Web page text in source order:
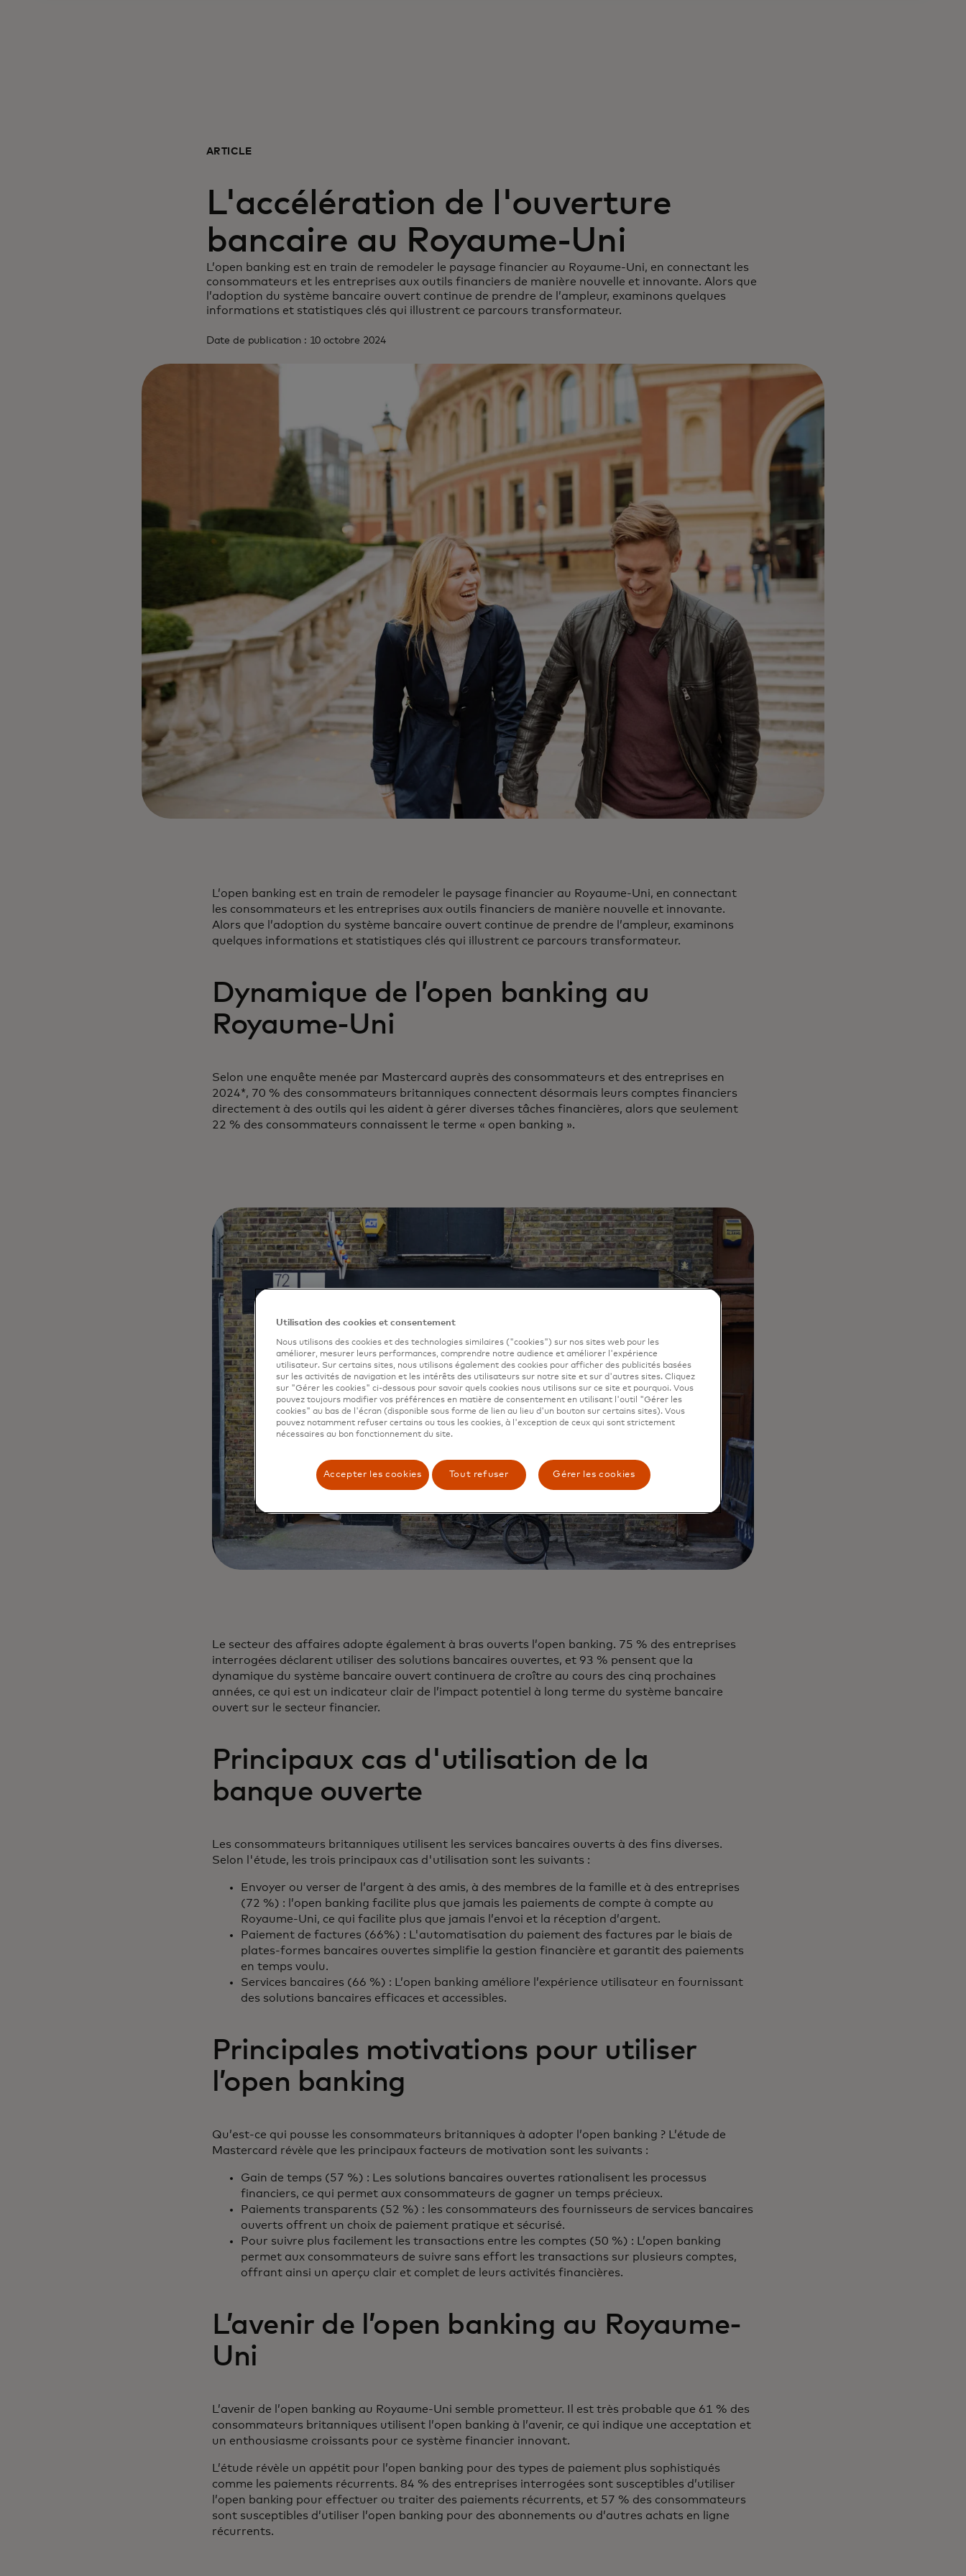
ARTICLE
L'accélération de l'ouverture
bancaire au Royaume-Uni
L’open banking est en train de remodeler le paysage financier au Royaume-Uni, en connectant les
consommateurs et les entreprises aux outils financiers de manière nouvelle et innovante. Alors que
l’adoption du système bancaire ouvert continue de prendre de l’ampleur, examinons quelques
informations et statistiques clés qui illustrent ce parcours transformateur.
Date de publication : 10 octobre 2024
L’open banking est en train de remodeler le paysage financier au Royaume-Uni, en connectant
les consommateurs et les entreprises aux outils financiers de manière nouvelle et innovante.
Alors que l’adoption du système bancaire ouvert continue de prendre de l’ampleur, examinons
quelques informations et statistiques clés qui illustrent ce parcours transformateur.
Dynamique de l’open banking au
Royaume-Uni
Selon une enquête menée par Mastercard auprès des consommateurs et des entreprises en
2024*, 70 % des consommateurs britanniques connectent désormais leurs comptes financiers
directement à des outils qui les aident à gérer diverses tâches financières, alors que seulement
22 % des consommateurs connaissent le terme « open banking ».
Le secteur des affaires adopte également à bras ouverts l’open banking. 75 % des entreprises
interrogées déclarent utiliser des solutions bancaires ouvertes, et 93 % pensent que la
dynamique du système bancaire ouvert continuera de croître au cours des cinq prochaines
années, ce qui est un indicateur clair de l’impact potentiel à long terme du système bancaire
ouvert sur le secteur financier.
Principaux cas d'utilisation de la
banque ouverte
Les consommateurs britanniques utilisent les services bancaires ouverts à des fins diverses.
Selon l'étude, les trois principaux cas d'utilisation sont les suivants :
Envoyer ou verser de l’argent à des amis, à des membres de la famille et à des entreprises
(72 %) : l’open banking facilite plus que jamais les paiements de compte à compte au
Royaume-Uni, ce qui facilite plus que jamais l’envoi et la réception d’argent.
Paiement de factures (66%) : L'automatisation du paiement des factures par le biais de
plates-formes bancaires ouvertes simplifie la gestion financière et garantit des paiements
en temps voulu.
Services bancaires (66 %) : L’open banking améliore l’expérience utilisateur en fournissant
des solutions bancaires efficaces et accessibles.
Principales motivations pour utiliser
l’open banking
Qu’est-ce qui pousse les consommateurs britanniques à adopter l’open banking ? L’étude de
Mastercard révèle que les principaux facteurs de motivation sont les suivants :
Gain de temps (57 %) : Les solutions bancaires ouvertes rationalisent les processus
financiers, ce qui permet aux consommateurs de gagner un temps précieux.
Paiements transparents (52 %) : les consommateurs des fournisseurs de services bancaires
ouverts offrent un choix de paiement pratique et sécurisé.
Pour suivre plus facilement les transactions entre les comptes (50 %) : L’open banking
permet aux consommateurs de suivre sans effort les transactions sur plusieurs comptes,
offrant ainsi un aperçu clair et complet de leurs activités financières.
L’avenir de l’open banking au Royaume-
Uni
L’avenir de l’open banking au Royaume-Uni semble prometteur. Il est très probable que 61 % des
consommateurs britanniques utilisent l’open banking à l’avenir, ce qui indique une acceptation et
un enthousiasme croissants pour ce système financier innovant.
L’étude révèle un appétit pour l’open banking pour des types de paiement plus sophistiqués
comme les paiements récurrents. 84 % des entreprises interrogées sont susceptibles d’utiliser
l’open banking pour effectuer ou traiter des paiements récurrents, et 57 % des consommateurs
sont susceptibles d’utiliser l’open banking pour des abonnements ou d’autres achats en ligne
récurrents.
Utilisation des cookies et consentement
Nous utilisons des cookies et des technologies similaires ("cookies") sur nos sites web pour les
améliorer, mesurer leurs performances, comprendre notre audience et améliorer l'expérience
utilisateur. Sur certains sites, nous utilisons également des cookies pour afficher des publicités basées
sur les activités de navigation et les intérêts des utilisateurs sur notre site et sur d'autres sites. Cliquez
sur "Gérer les cookies" ci-dessous pour savoir quels cookies nous utilisons sur ce site et pourquoi. Vous
pouvez toujours modifier vos préférences en matière de consentement en utilisant l'outil "Gérer les
cookies" au bas de l'écran (disponible sous forme de lien au lieu d'un bouton sur certains sites). Vous
pouvez notamment refuser certains ou tous les cookies, à l'exception de ceux qui sont strictement
nécessaires au bon fonctionnement du site.
Accepter les cookies Tout refuser Gérer les cookies